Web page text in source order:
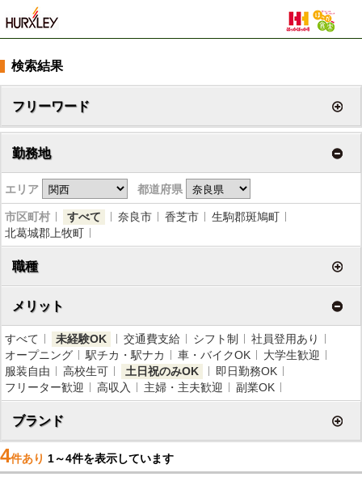
検索結果
フリーワード
勤務地
エリア 都道府県
市区町村 すべて 奈良市 香芝市
生駒郡斑鳩町
北葛城郡上牧町
職種
メリット
すべて 未経験OK 交通費支給 シフト制
社員登用あり
オープニング
駅チカ・駅ナカ 車・バイクOK
大学生歓迎
服装自由
高校生可 土日祝のみOK
即日勤務OK
フリーター歓迎
高収入 主婦・主夫歓迎 副業OK
ブランド
4件あり 1～4件を表示しています